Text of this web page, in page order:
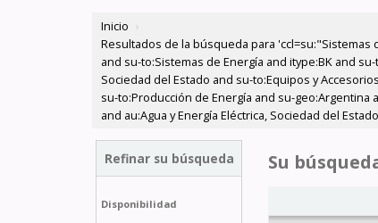
Inicio ›
Resultados de la búsqueda para 'ccl=su:"Sistemas
and su-to:Sistemas de Energía and itype:BK and
Sociedad del Estado and su-to:Equipos y
su-to:Producción de Energía and su-geo:Argentina
and au:Agua y Energía Eléctrica, Sociedad del
Refinar su búsqueda
Disponibilidad
Su